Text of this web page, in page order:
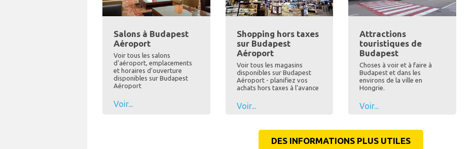
Salons à Budapest
Aéroport
Voir tous les salons
d'aéroport, emplacements
et horaires d'ouverture
disponibles sur Budapest
Aéroport
Voir...
Shopping hors taxes
sur Budapest
Aéroport
Voir tous les magasins
disponibles sur Budapest
Aéroport - planifiez vos
achats hors taxes à l'avance
Voir...
Attractions
touristiques de
Budapest
Choses à voir et à faire à
Budapest et dans les
environs de la ville en
Hongrie.
Voir...
DES INFORMATIONS PLUS UTILES